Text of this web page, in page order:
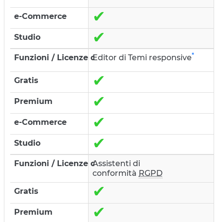
✔
✔
Editor di Temi responsive*
✔
✔
✔
✔
Assistenti di
conformità RGPD
✔
✔